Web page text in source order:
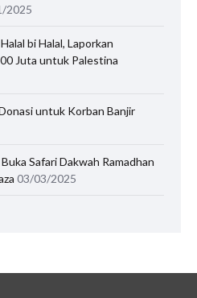
2025
bi Halal, Laporkan
Juta untuk Palestina
untuk Korban Banjir
Safari Dakwah Ramadhan
03/03/2025